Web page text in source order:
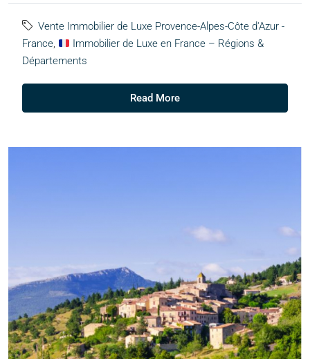
Vente Immobilier de Luxe Provence-Alpes-Côte d'Azur -
France,
Immobilier de Luxe en France – Régions &
Départements
Read More